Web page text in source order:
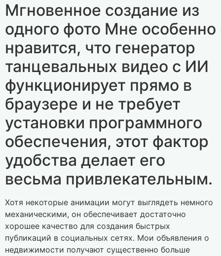
Мгновенное создание из
одного фото Мне особенно
нравится, что генератор
танцевальных видео с ИИ
функционирует прямо в
браузере и не требует
установки программного
обеспечения, этот фактор
удобства делает его
весьма привлекательным.
Хотя некоторые анимации могут выглядеть немного
механическими, он обеспечивает достаточно
хорошее качество для создания быстрых
публикаций в социальных сетях. Мои объявления о
недвижимости получают существенно больше